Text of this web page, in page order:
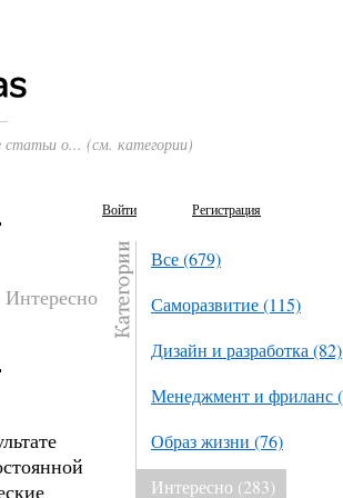
статьи о... (см. категории)
Интересно
Войти Регистрация
Все (679)
Саморазвитие (115)
Дизайн и разработка (82)
Менеджмент и фриланс
Образ жизни (76)
Интересно (283)